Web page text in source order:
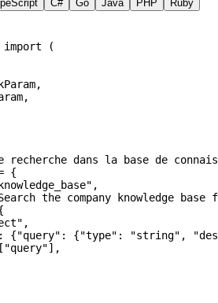
C# Go Java PHP Ruby
import (
dans la base de
{
,
the company knowledge
,
: {"query" : {"type" : "string" ,
"query"],